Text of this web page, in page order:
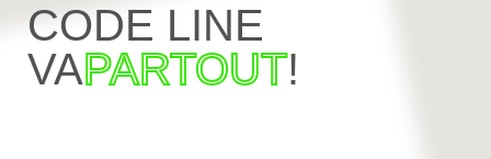
CODE LINE
VAPARTOUT!